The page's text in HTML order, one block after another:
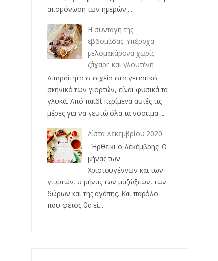
απομόνωση των ημερών,...
Η συνταγή της
εβδομάδας: Υπέροχα
μελομακάρονα χωρίς
ζάχαρη και γλουτένη
Απαραίτητο στοιχείο στο γευστικό
σκηνικό των γιορτών, είναι φυσικά τα
γλυκά. Από παιδί περίμενα αυτές τις
μέρες για να γευτώ όλα τα νόστιμα ...
Λίστα Δεκεμβρίου 2020
Ήρθε κι ο Δεκέμβρης! Ο
μήνας των
Χριστουγέννων και των
γιορτών, ο μήνας των μαζώξεων, των
δώρων και της αγάπης. Και παρόλο
που φέτος θα εί...